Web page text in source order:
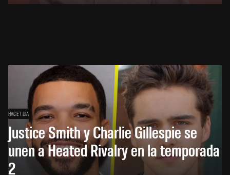
HACE 1 DÍA
Justice Smith y Charlie Gillespie se
unen a Heated Rivalry en la temporada
2